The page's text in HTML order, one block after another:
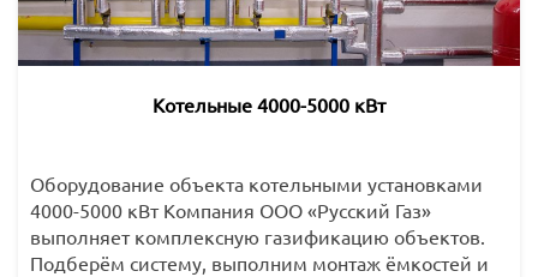
Котельные 4000-5000 кВт
Оборудование объекта котельными установками
4000-5000 кВт Компания ООО «Русский Газ»
выполняет комплексную газификацию объектов.
Подберём систему, выполним монтаж ёмкостей и